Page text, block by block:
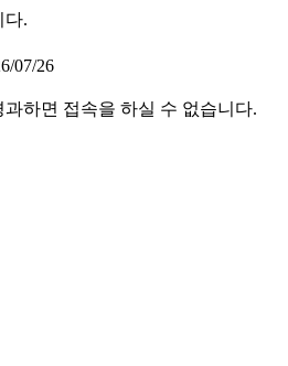
다.
07/26
하면 접속을 하실 수 없습니다.